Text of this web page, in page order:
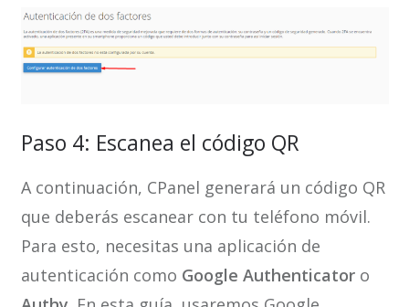
Paso 4: Escanea el código QR
A continuación, CPanel generará un código QR
que deberás escanear con tu teléfono móvil.
Para esto, necesitas una aplicación de
autenticación como Google Authenticatoro